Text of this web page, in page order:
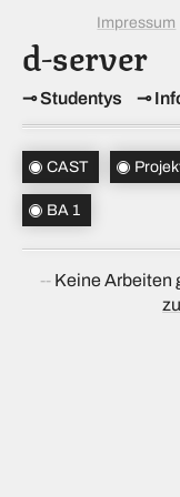
d-server
Studentys
Impressum
Topics
CAST
BA 1
Keine Arbeiten